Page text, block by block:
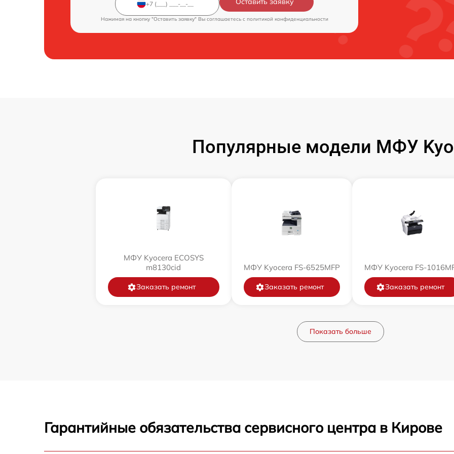
Нажимая на кнопку "Оставить заявку" Вы соглашаетесь c политикой конфиденциальности
Популярные модели МФУ
МФУ Kyocera ECOSYS
m8130cid
Заказать ремонт
МФУ Kyocera FS-6525MFP
Заказать ремонт
МФУ Kyocera FS-
Заказать ремонт
Показать больше
Гарантийные обязательства сервисного центра в Кирове